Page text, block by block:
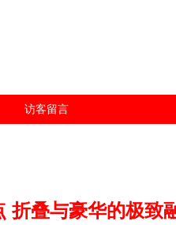
访客留言
折叠与豪华的极致